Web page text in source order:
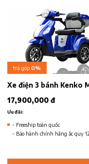
trả góp 0%
Xe điện 3 bánh Kenko
17,900,000 đ
Ưu đãi:
- Freeship toàn quốc
- Bảo hành chính hãng ắc quy